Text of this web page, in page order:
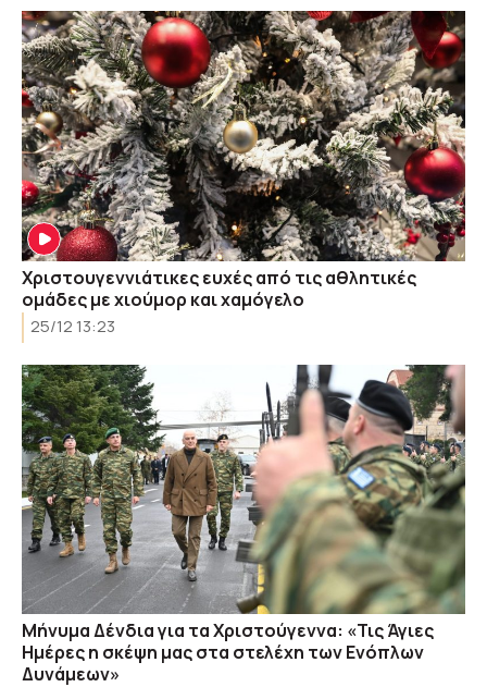
Χριστουγεννιάτικες ευχές από τις αθλητικές
ομάδες με χιούμορ και χαμόγελο
25/12 13:23
Μήνυμα Δένδια για τα Χριστούγεννα: «Τις Άγιες
Ημέρες η σκέψη μας στα στελέχη των Ενόπλων
Δυνάμεων»